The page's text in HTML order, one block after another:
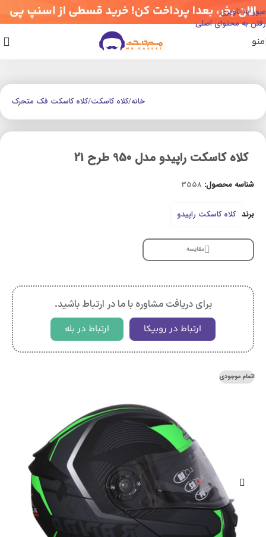
عبور به ناوبری
رفتن به محتوای اصلی
منو
خانه/کلاه کاسکت/کلاه کاسکت فک متحرک
کلاه کاسکت راپیدو مدل 950 طرح 21
شناسه محصول: 3558
برند کلاه کاسکت راپیدو
مقایسه
برای دریافت مشاوره با ما در ارتباط باشید.
ارتباط در روبیکا ارتباط در بله
اتمام موجودی